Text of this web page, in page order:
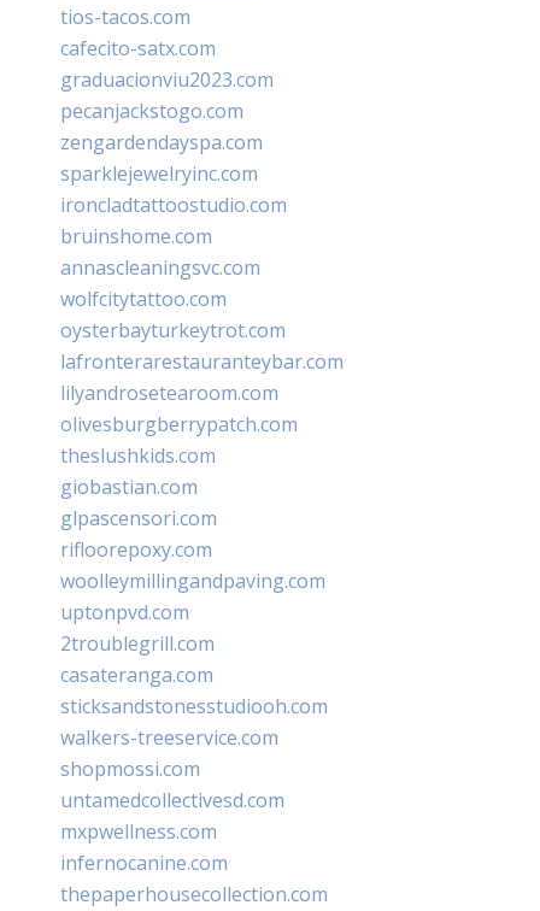
tios-tacos.com
cafecito-satx.com
graduacionviu2023.com
pecanjackstogo.com
zengardendayspa.com
sparklejewelryinc.com
ironcladtattoostudio.com
bruinshome.com
annascleaningsvc.com
wolfcitytattoo.com
oysterbayturkeytrot.com
lafronterarestauranteybar.com
lilyandrosetearoom.com
olivesburgberrypatch.com
theslushkids.com
giobastian.com
glpascensori.com
rifloorepoxy.com
woolleymillingandpaving.com
uptonpvd.com
2troublegrill.com
casateranga.com
sticksandstonesstudiooh.com
walkers-treeservice.com
shopmossi.com
untamedcollectivesd.com
mxpwellness.com
infernocanine.com
thepaperhousecollection.com